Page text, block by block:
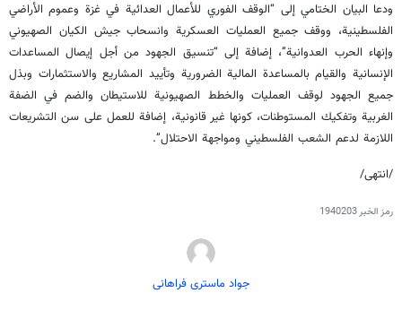
ودعا البيان الختامي إلى “الوقف الفوري للأعمال العدائية في غزة وعموم الأراضي
الفلسطينية، ووقف جميع العمليات العسكرية وانسحاب جيش الكيان الصهيوني
وإنهاء الحرب العدوانية”، إضافة إلى “تنسيق الجهود من أجل إيصال المساعدات
الإنسانية والقيام بالمساعدة المالية الضرورية وتأييد المشاريع والاستثمارات وبذل
جميع الجهود لوقف العمليات والخطط الصهيونية للاستيطان والضم في الضفة
الغربية وتفكيك المستوطنات، كونها غير قانونية، إضافة للعمل على سن التشريعات
اللازمة لدعم الشعب الفلسطيني ومواجهة الاحتلال”.
/انتهى/
رمز الخبر1940203
جواد ماستری فراهانی